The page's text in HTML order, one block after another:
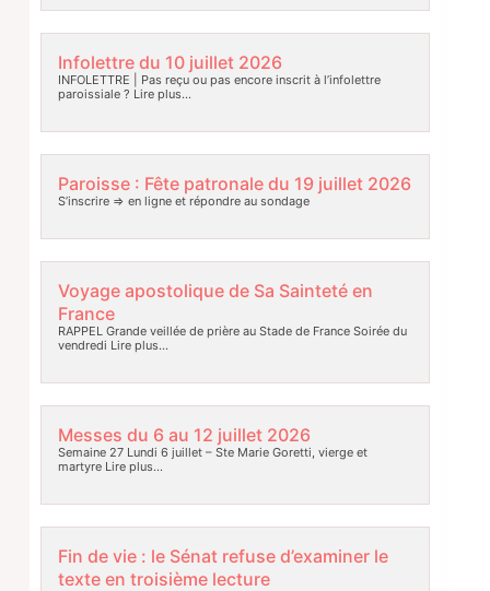
Infolettre du 10 juillet 2026
INFOLETTRE | Pas reçu ou pas encore inscrit à l’infolettre
paroissiale ? Lire plus…
Paroisse : Fête patronale du 19 juillet 2026
S’inscrire => en ligne et répondre au sondage
Voyage apostolique de Sa Sainteté en
France
RAPPEL Grande veillée de prière au Stade de France Soirée du
vendredi Lire plus…
Messes du 6 au 12 juillet 2026
Semaine 27 Lundi 6 juillet – Ste Marie Goretti, vierge et
martyreLire plus…
Fin de vie : le Sénat refuse d’examiner le
texte en troisième lecture